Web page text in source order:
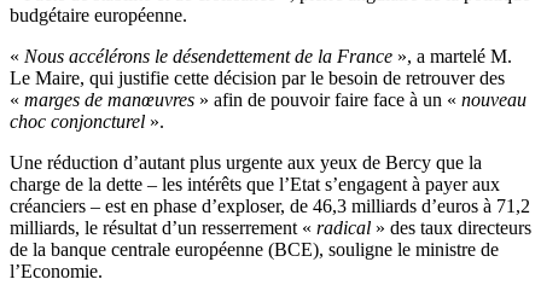
budgétaire européenne.
« Nous accélérons le désendettement de la France », a martelé M.
Le Maire, qui justifie cette décision par le besoin de retrouver des
« marges de manœuvres » afin de pouvoir faire face à un « nouveau
choc conjoncturel ».
Une réduction d’autant plus urgente aux yeux de Bercy que la
charge de la dette – les intérêts que l’Etat s’engagent à payer aux
créanciers – est en phase d’exploser, de 46,3 milliards d’euros à 71,2
milliards, le résultat d’un resserrement « radical » des taux directeurs
de la banque centrale européenne (BCE), souligne le ministre de
l’Economie.